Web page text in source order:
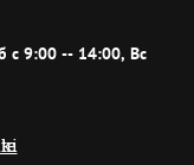
с 9:00 -- 14:00, Вс